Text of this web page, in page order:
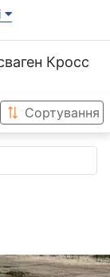
Кросс
Сортування